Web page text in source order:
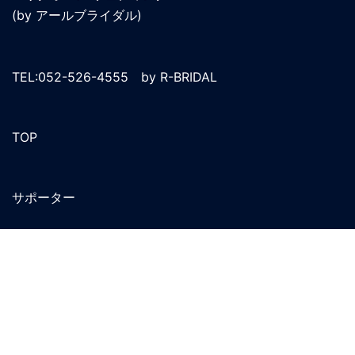
(by アールブライダル)
TEL:052-526-4555 by R-BRIDAL
TOP
サポーター